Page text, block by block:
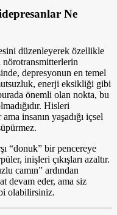
Ne
düzenleyerek özellikle
depresyonun en temel
enerji eksikliği gibi
önemli olan nokta, bu
Hisleri
insanın yaşadığı içsel
“donuk” bir pencereye
inişleri çıkışları azaltır.
camın” ardından
devam eder, ama siz
olabilirsiniz.